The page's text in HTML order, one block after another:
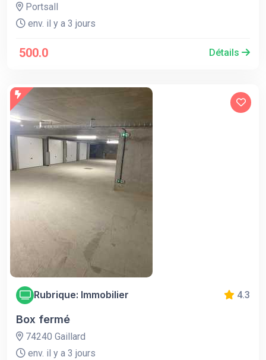
Portsall
env. il y a 3 jours
500.0 Détails
Rubrique: Immobilier 4.3
Box fermé
74240 Gaillard
env. il y a 3 jours